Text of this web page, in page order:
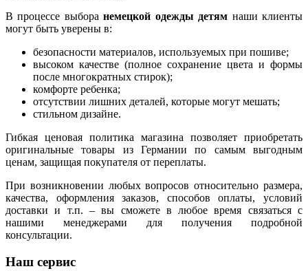
В процессе выборанемецкой одежды детям наши клиенты
могут быть уверены в:
безопасности материалов, используемых при пошиве;
высоком качестве (полное сохранение цвета и формы
после многократных стирок);
комфорте ребенка;
отсутствии лишних деталей, которые могут мешать;
стильном дизайне.
Гибкая ценовая политика магазина позволяет приобретать
оригинальные товары из Германии по самым выгодным
ценам, защищая покупателя от переплаты.
При возникновении любых вопросов относительно размера,
качества, оформления заказов, способов оплаты, условий
доставки и т.п. – вы сможете в любое время связаться с
нашими менеджерами для получения подробной
консультации.
Наш сервис